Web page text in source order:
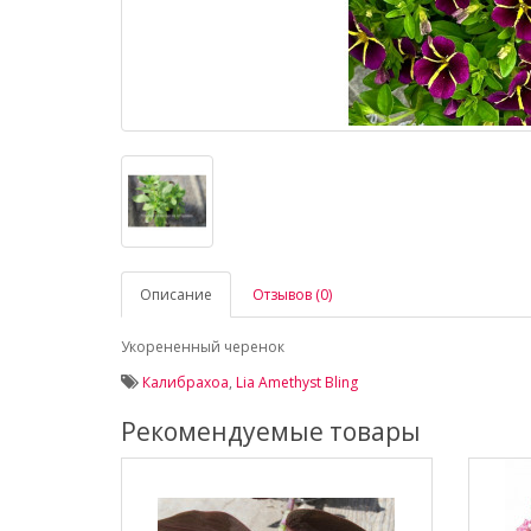
Описание Отзывов (0)
Укорененный черенок
Калибрахоа, Lia Amethyst Bling
Рекомендуемые товары